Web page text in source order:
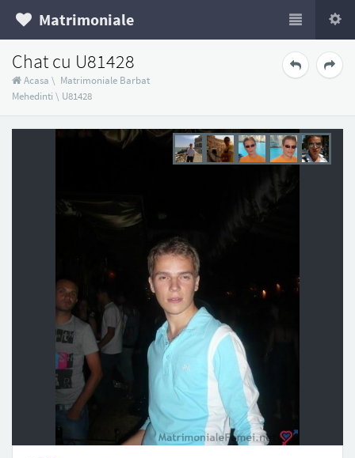
Matrimoniale
Chat cu U81428
Acasa \ Matrimoniale Barbat
Mehedinti \ U81428